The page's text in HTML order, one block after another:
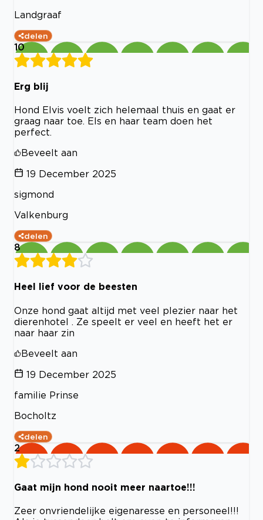
Landgraaf
delen
10
Erg blij
Hond Elvis voelt zich helemaal thuis en gaat er
graag naar toe. Els en haar team doen het
perfect.
Beveelt aan
19 December 2025
sigmond
Valkenburg
delen
8
Heel lief voor de beesten
Onze hond gaat altijd met veel plezier naar het
dierenhotel . Ze speelt er veel en heeft het er
naar haar zin
Beveelt aan
19 December 2025
familie Prinse
Bocholtz
delen
2
Gaat mijn hond nooit meer naartoe!!!
Zeer onvriendelijke eigenaresse en personeel!!!